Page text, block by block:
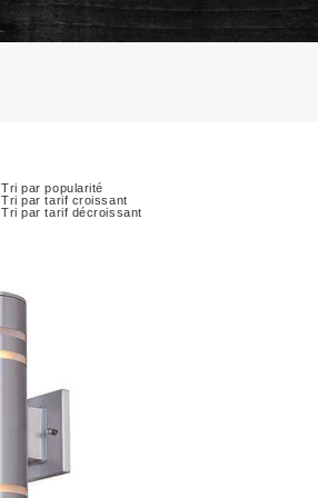
Tri par popularité
Tri par tarif croissant
Tri par tarif décroissant